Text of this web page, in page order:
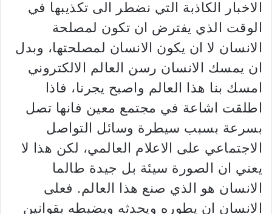
الاخبار الكاذبة التي نضطر الى تكذيبها في
الوقت الذي يفترض ان تكون لمصلحة
الانسان لا ان يكون الانسان لمصلحتها، وبدل
ان يمسك الانسان رسن العالم الالكتروني
امسك بنا هذا العالم واصبح يجرنا، فاذا
اطلقت اشاعة في مجتمع معين فانها تصل
بسرعة بسبب سيطرة وسائل التواصل
الاجتماعي على الاعلام العالمي، لكن هذا لا
يعني ان الصورة سيئة بل جيدة طالما
الانسان هو الذي صنع هذا العالم. فعلى
الانسان ان يطوره ويحدثه ويضبطه بقوانين